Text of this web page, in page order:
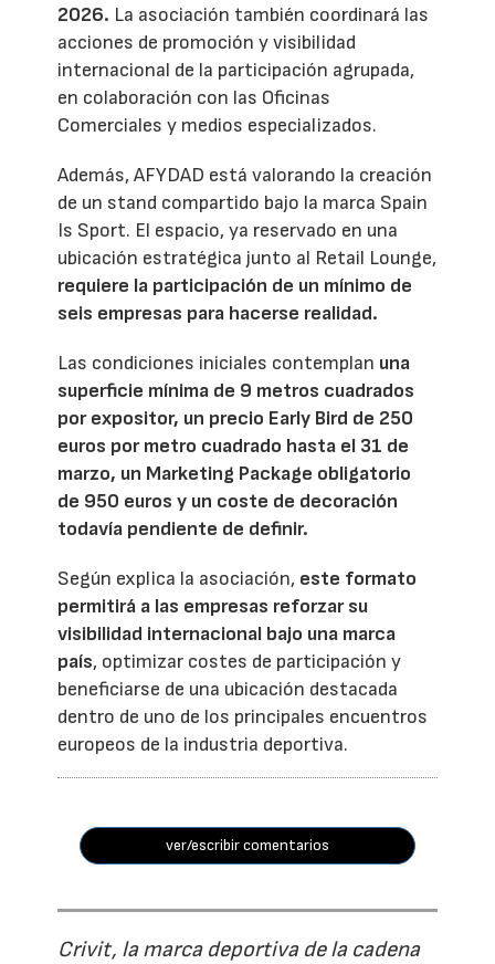
2026. La asociación también coordinará las
acciones de promoción y visibilidad
internacional de la participación agrupada,
en colaboración con las Oficinas
Comerciales y medios especializados.
Además, AFYDAD está valorando la creación
de un stand compartido bajo la marca Spain
Is Sport. El espacio, ya reservado en una
ubicación estratégica junto al Retail Lounge,
requiere la participación de un mínimo de
seis empresas para hacerse realidad.
Las condiciones iniciales contemplan una
superficie mínima de 9 metros cuadrados
por expositor, un precio Early Bird de 250
euros por metro cuadrado hasta el 31 de
marzo, un Marketing Package obligatorio
de 950 euros y un coste de decoración
todavía pendiente de definir.
Según explica la asociación, este formato
permitirá a las empresas reforzar su
visibilidad internacional bajo una marca
país, optimizar costes de participación y
beneficiarse de una ubicación destacada
dentro de uno de los principales encuentros
europeos de la industria deportiva.
ver/escribir comentarios
Crivit, la marca deportiva de la cadena